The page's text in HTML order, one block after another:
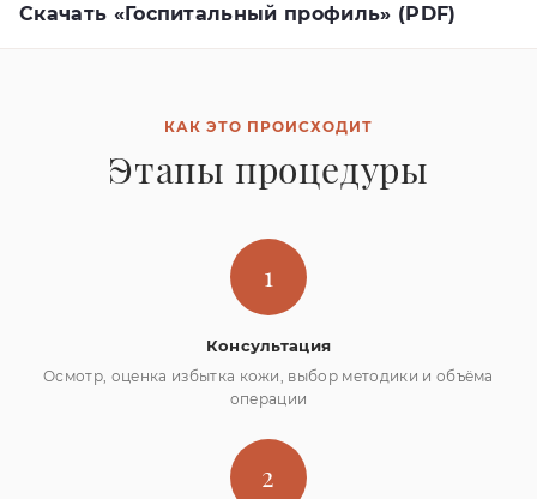
Скачать «Госпитальный профиль» (PDF)
КАК ЭТО ПРОИСХОДИТ
Этапы процедуры
1
Консультация
Осмотр, оценка избытка кожи, выбор методики и объёма
операции
2